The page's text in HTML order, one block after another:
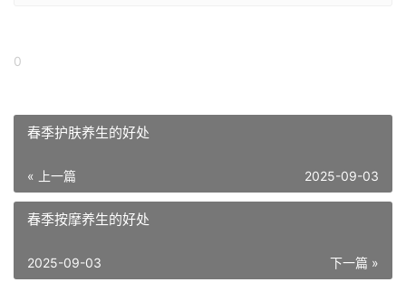
0
春季护肤养生的好处
« 上一篇 2025-09-03
春季按摩养生的好处
下一篇 »
2025-09-03